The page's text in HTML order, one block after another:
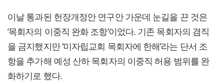
이날 통과된 헌장개정안 연구안 가운데 눈길을 끈 것은
‘목회자의 이중직 완화 조항’이었다. 기존 목회자의 겸직
을 금지했지만 ‘미자립교회 목회자에 한해’라는 단서 조
항을 추가해 예성 산하 목회자의 이중직 허용 범위를 완
화하기로 했다.